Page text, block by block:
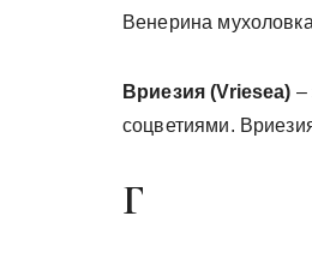
Венерина
Вриезия (Vriesea) –
соцветиями.
Г